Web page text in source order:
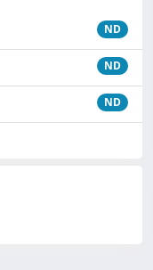
ND
ND
ND